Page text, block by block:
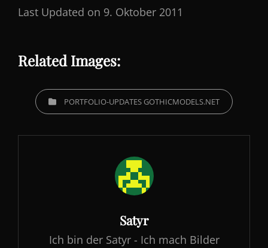
Last Updated on 9. Oktober 2011
Related Images:
CATEGORIESPORTFOLIO-UPDATES GOTHICMODELS.NET
Author:
Satyr
Ich bin der Satyr - Ich mach Bilder